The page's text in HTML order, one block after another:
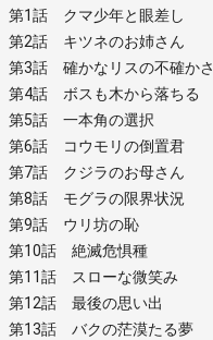
第1話 クマ少年と眼差し
第2話 キツネのお姉さん
第3話 確かなリスの不確かさ
第4話 ボスも木から落ちる
第5話 一本角の選択
第6話 コウモリの倒置君
第7話 クジラのお母さん
第8話 モグラの限界状況
第9話 ウリ坊の恥
第10話 絶滅危惧種
第11話 スローな微笑み
第12話 最後の思い出
第13話 バクの茫漠たる夢